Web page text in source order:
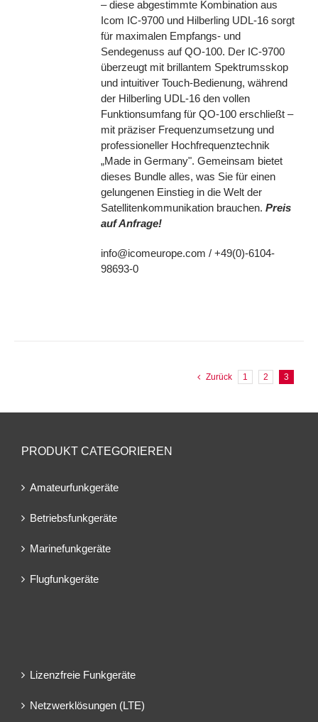
– diese abgestimmte Kombination aus
Icom IC-9700 und Hilberling UDL-16 sorgt
für maximalen Empfangs- und
Sendegenuss auf QO-100. Der IC-9700
überzeugt mit brillantem Spektrumsskop
und intuitiver Touch-Bedienung, während
der Hilberling UDL-16 den vollen
Funktionsumfang für QO-100 erschließt –
mit präziser Frequenzumsetzung und
professioneller Hochfrequenztechnik
„Made in Germany". Gemeinsam bietet
dieses Bundle alles, was Sie für einen
gelungenen Einstieg in die Welt der
Satellitenkommunikation brauchen.Preis
auf Anfrage!
info@icomeurope.com / +49(0)-6104-
98693-0
Zurück 1 2 3
PRODUKT CATEGORIEREN
Amateurfunkgeräte
Betriebsfunkgeräte
Marinefunkgeräte
Flugfunkgeräte
Lizenzfreie Funkgeräte
Netzwerklösungen (LTE)